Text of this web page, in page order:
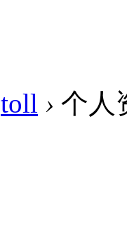
toll › 个人